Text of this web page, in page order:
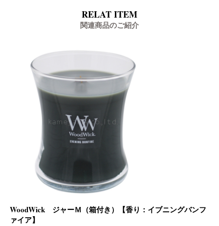
RELAT ITEM
関連商品のご紹介
WoodWick ジャーＭ（箱付き）【香り：イブニングバンフ
ァイア】